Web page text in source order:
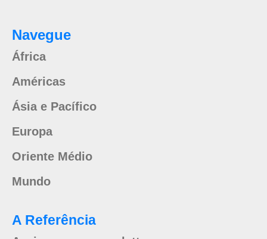
Navegue
África
Américas
Ásia e Pacífico
Europa
Oriente Médio
Mundo
A Referência